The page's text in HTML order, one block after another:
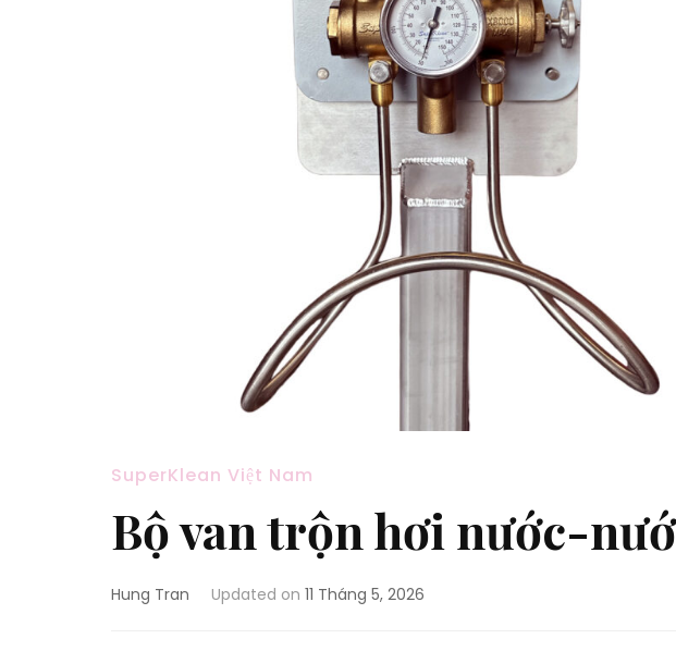
SuperKlean Việt Nam
Bộ van trộn hơi nước-
Hung Tran Updated on 11 Tháng 5, 2026